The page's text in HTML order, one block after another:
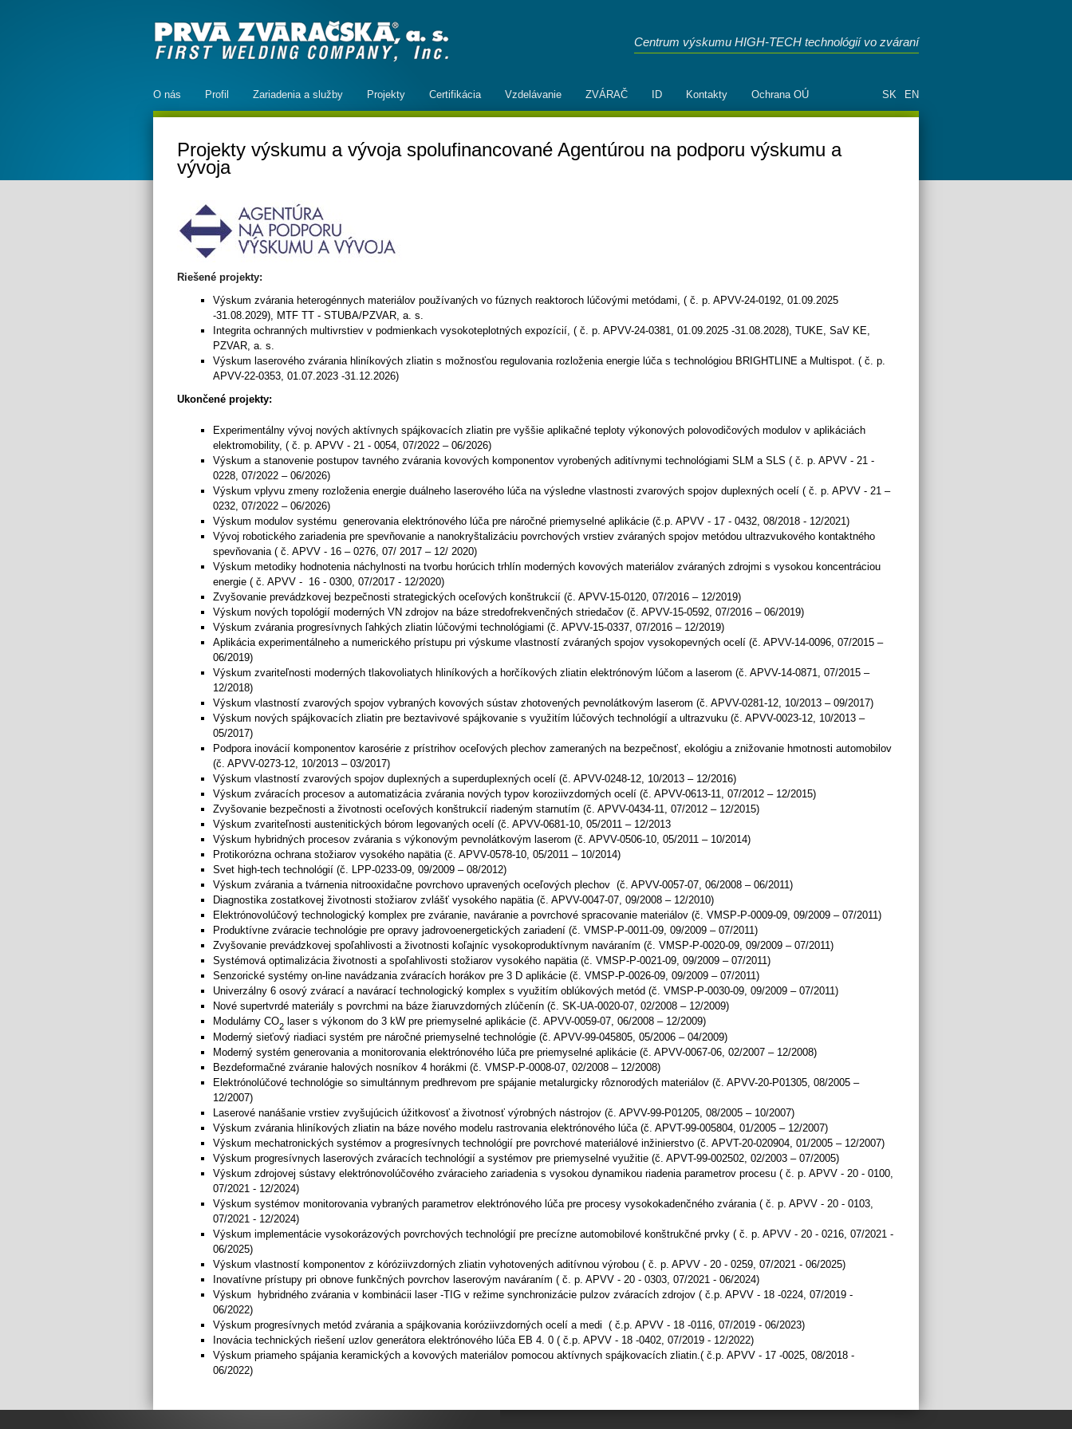
Centrum výskumu HIGH-TECH technológií vo zváraní
SK EN
O nás Profil Zariadenia a služby Projekty Certifikácia Vzdelávanie ZVÁRAČ ID Kontakty Ochrana OÚ
Projekty výskumu a vývoja spolufinancované Agentúrou na podporu výskumu a
vývoja
Riešené projekty:
Výskum zvárania heterogénnych materiálov používaných vo fúznych reaktoroch lúčovými metódami, ( č. p. APVV-24-0192, 01.09.2025
-31.08.2029), MTF TT - STUBA/PZVAR, a. s.
Integrita ochranných multivrstiev v podmienkach vysokoteplotných expozícií, ( č. p. APVV-24-0381, 01.09.2025 -31.08.2028), TUKE, SaV KE,
PZVAR, a. s.
Výskum laserového zvárania hliníkových zliatin s možnosťou regulovania rozloženia energie lúča s technológiou BRIGHTLINE a Multispot. ( č. p.
APVV-22-0353, 01.07.2023 -31.12.2026)
Ukončené projekty:
Experimentálny vývoj nových aktívnych spájkovacích zliatin pre vyššie aplikačné teploty výkonových polovodičových modulov v aplikáciách
elektromobility, ( č. p. APVV - 21 - 0054, 07/2022 – 06/2026)
Výskum a stanovenie postupov tavného zvárania kovových komponentov vyrobených aditívnymi technológiami SLM a SLS ( č. p. APVV - 21 -
0228, 07/2022 – 06/2026)
Výskum vplyvu zmeny rozloženia energie duálneho laserového lúča na výsledne vlastnosti zvarových spojov duplexných ocelí ( č. p. APVV - 21 –
0232, 07/2022 – 06/2026)
Výskum modulov systému generovania elektrónového lúča pre náročné priemyselné aplikácie (č.p. APVV - 17 - 0432, 08/2018 - 12/2021)
Vývoj robotického zariadenia pre spevňovanie a nanokryštalizáciu povrchových vrstiev zváraných spojov metódou ultrazvukového kontaktného
spevňovania ( č. APVV - 16 – 0276, 07/ 2017 – 12/ 2020)
Výskum metodiky hodnotenia náchylnosti na tvorbu horúcich trhlín moderných kovových materiálov zváraných zdrojmi s vysokou koncentráciou
energie ( č. APVV - 16 - 0300, 07/2017 - 12/2020)
Zvyšovanie prevádzkovej bezpečnosti strategických oceľových konštrukcií (č. APVV-15-0120, 07/2016 – 12/2019)
Výskum nových topológií moderných VN zdrojov na báze stredofrekvenčných striedačov (č. APVV-15-0592, 07/2016 – 06/2019)
Výskum zvárania progresívnych ľahkých zliatin lúčovými technológiami (č. APVV-15-0337, 07/2016 – 12/2019)
Aplikácia experimentálneho a numerického prístupu pri výskume vlastností zváraných spojov vysokopevných ocelí (č. APVV-14-0096, 07/2015 –
06/2019)
Výskum zvariteľnosti moderných tlakovoliatych hliníkových a horčíkových zliatin elektrónovým lúčom a laserom (č. APVV-14-0871, 07/2015 –
12/2018)
Výskum vlastností zvarových spojov vybraných kovových sústav zhotovených pevnolátkovým laserom (č. APVV-0281-12, 10/2013 – 09/2017)
Výskum nových spájkovacích zliatin pre beztavivové spájkovanie s využitím lúčových technológií a ultrazvuku (č. APVV-0023-12, 10/2013 –
05/2017)
Podpora inovácií komponentov karosérie z prístrihov oceľových plechov zameraných na bezpečnosť, ekológiu a znižovanie hmotnosti automobilov
(č. APVV-0273-12, 10/2013 – 03/2017)
Výskum vlastností zvarových spojov duplexných a superduplexných ocelí (č. APVV-0248-12, 10/2013 – 12/2016)
Výskum zváracích procesov a automatizácia zvárania nových typov koroziivzdorných ocelí (č. APVV-0613-11, 07/2012 – 12/2015)
Zvyšovanie bezpečnosti a životnosti oceľových konštrukcií riadeným starnutím (č. APVV-0434-11, 07/2012 – 12/2015)
Výskum zvariteľnosti austenitických bórom legovaných ocelí (č. APVV-0681-10, 05/2011 – 12/2013
Výskum hybridných procesov zvárania s výkonovým pevnolátkovým laserom (č. APVV-0506-10, 05/2011 – 10/2014)
Protikorózna ochrana stožiarov vysokého napätia (č. APVV-0578-10, 05/2011 – 10/2014)
Svet high-tech technológií (č. LPP-0233-09, 09/2009 – 08/2012)
Výskum zvárania a tvárnenia nitrooxidačne povrchovo upravených oceľových plechov (č. APVV-0057-07, 06/2008 – 06/2011)
Diagnostika zostatkovej životnosti stožiarov zvlášť vysokého napätia (č. APVV-0047-07, 09/2008 – 12/2010)
Elektrónovolúčový technologický komplex pre zváranie, naváranie a povrchové spracovanie materiálov (č. VMSP-P-0009-09, 09/2009 – 07/2011)
Produktívne zváracie technológie pre opravy jadrovoenergetických zariadení (č. VMSP-P-0011-09, 09/2009 – 07/2011)
Zvyšovanie prevádzkovej spoľahlivosti a životnosti koľajníc vysokoproduktívnym naváraním (č. VMSP-P-0020-09, 09/2009 – 07/2011)
Systémová optimalizácia životnosti a spoľahlivosti stožiarov vysokého napätia (č. VMSP-P-0021-09, 09/2009 – 07/2011)
Senzorické systémy on-line navádzania zváracích horákov pre 3 D aplikácie (č. VMSP-P-0026-09, 09/2009 – 07/2011)
Univerzálny 6 osový zvárací a navárací technologický komplex s využitím oblúkových metód (č. VMSP-P-0030-09, 09/2009 – 07/2011)
Nové supertvrdé materiály s povrchmi na báze žiaruvzdorných zlúčenín (č. SK-UA-0020-07, 02/2008 – 12/2009)
Modulárny CO2laser s výkonom do 3 kW pre priemyselné aplikácie (č. APVV-0059-07, 06/2008 – 12/2009)
Moderný sieťový riadiaci systém pre náročné priemyselné technológie (č. APVV-99-045805, 05/2006 – 04/2009)
Moderný systém generovania a monitorovania elektrónového lúča pre priemyselné aplikácie (č. APVV-0067-06, 02/2007 – 12/2008)
Bezdeformačné zváranie halových nosníkov 4 horákmi (č. VMSP-P-0008-07, 02/2008 – 12/2008)
Elektrónolúčové technológie so simultánnym predhrevom pre spájanie metalurgicky rôznorodých materiálov (č. APVV-20-P01305, 08/2005 –
12/2007)
Laserové nanášanie vrstiev zvyšujúcich úžitkovosť a životnosť výrobných nástrojov (č. APVV-99-P01205, 08/2005 – 10/2007)
Výskum zvárania hliníkových zliatin na báze nového modelu rastrovania elektrónového lúča (č. APVT-99-005804, 01/2005 – 12/2007)
Výskum mechatronických systémov a progresívnych technológií pre povrchové materiálové inžinierstvo (č. APVT-20-020904, 01/2005 – 12/2007)
Výskum progresívnych laserových zváracích technológií a systémov pre priemyselné využitie (č. APVT-99-002502, 02/2003 – 07/2005)
Výskum zdrojovej sústavy elektrónovolúčového zváracieho zariadenia s vysokou dynamikou riadenia parametrov procesu ( č. p. APVV - 20 - 0100,
07/2021 - 12/2024)
Výskum systémov monitorovania vybraných parametrov elektrónového lúča pre procesy vysokokadenčného zvárania ( č. p. APVV - 20 - 0103,
07/2021 - 12/2024)
Výskum implementácie vysokorázových povrchových technológií pre precízne automobilové konštrukčné prvky ( č. p. APVV - 20 - 0216, 07/2021 -
06/2025)
Výskum vlastností komponentov z kóróziivzdorných zliatin vyhotovených aditívnou výrobou ( č. p. APVV - 20 - 0259, 07/2021 - 06/2025)
Inovatívne prístupy pri obnove funkčných povrchov laserovým naváraním ( č. p. APVV - 20 - 0303, 07/2021 - 06/2024)
Výskum hybridného zvárania v kombinácii laser -TIG v režime synchronizácie pulzov zváracích zdrojov ( č.p. APVV - 18 -0224, 07/2019 -
06/2022)
Výskum progresívnych metód zvárania a spájkovania koróziivzdorných ocelí a medi ( č.p. APVV - 18 -0116, 07/2019 - 06/2023)
Inovácia technických riešení uzlov generátora elektrónového lúča EB 4. 0 ( č.p. APVV - 18 -0402, 07/2019 - 12/2022)
Výskum priameho spájania keramických a kovových materiálov pomocou aktívnych spájkovacích zliatin.( č.p. APVV - 17 -0025, 08/2018 -
06/2022)